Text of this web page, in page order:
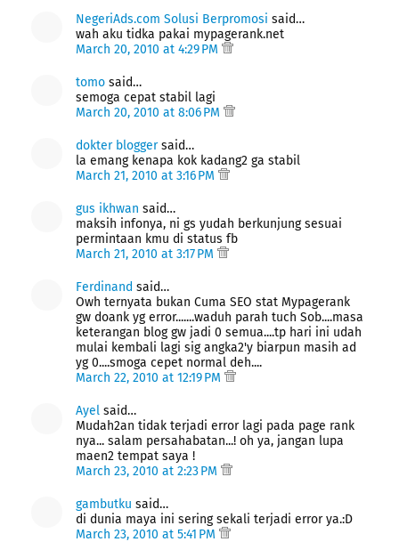
NegeriAds.com Solusi Berpromosi said…
wah aku tidka pakai mypagerank.net
March 20, 2010 at 4:29 PM
tomo said…
semoga cepat stabil lagi
March 20, 2010 at 8:06 PM
dokter bloggersaid…
la emang kenapa kok kadang2 ga stabil
March 21, 2010 at 3:16 PM
gus ikhwan said…
maksih infonya, ni gs yudah berkunjung sesuai
permintaan kmu di status fb
March 21, 2010 at 3:17 PM
Ferdinand said…
Owh ternyata bukan Cuma SEO stat Mypagerank
gw doank yg error.......waduh parah tuch Sob....masa
keterangan blog gw jadi 0 semua....tp hari ini udah
mulai kembali lagi sig angka2'y biarpun masih ad
yg 0....smoga cepet normal deh....
March 22, 2010 at 12:19 PM
Ayel said…
Mudah2an tidak terjadi error lagi pada page rank
nya... salam persahabatan...! oh ya, jangan lupa
maen2 tempat saya !
March 23, 2010 at 2:23 PM
gambutku said…
di dunia maya ini sering sekali terjadi error ya.:D
March 23, 2010 at 5:41 PM